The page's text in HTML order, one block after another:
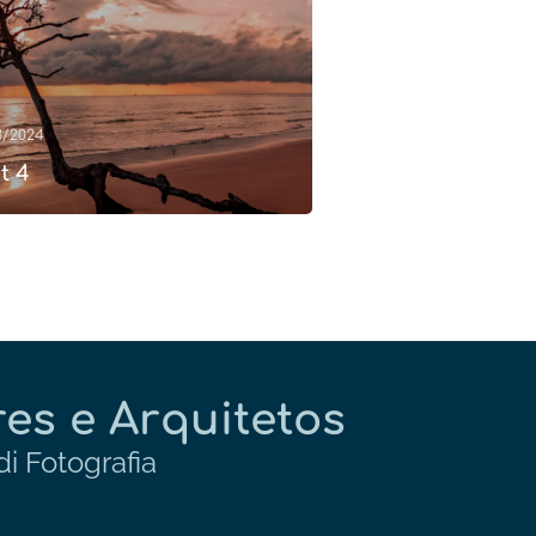
2024
4
e Arquitetos
Fotografia